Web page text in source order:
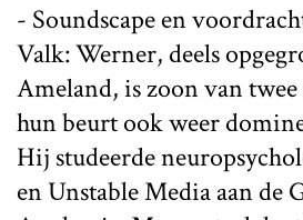
- Soundscape en
Valk: Werner, deels
Ameland, is zoon van
hun beurt ook weer
Hij studeerde
en Unstable Media aan de